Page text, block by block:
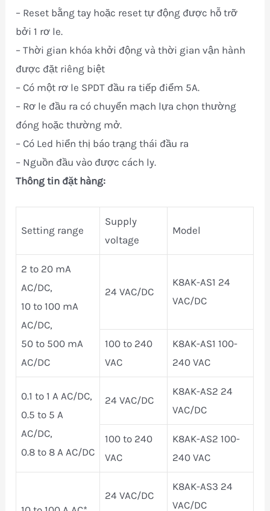
– Reset bằng tay hoặc reset tự động được hỗ trỡ
bởi 1 rơ le.
– Thời gian khóa khởi động và thời gian vận hành
được đặt riêng biệt
– Có một rơ le SPDT đầu ra tiếp điểm 5A.
– Rơ le đầu ra có chuyển mạch lựa chọn thường
đóng hoặc thường mở.
– Có Led hiển thị báo trạng thái đầu ra
– Nguồn đầu vào được cách ly.
Thông tin đặt hàng:
Setting range
Supply
voltage
Model
2 to 20 mA
AC/DC,
10 to 100 mA
AC/DC,
50 to 500 mA
AC/DC
24 VAC/DC
K8AK-AS1 24
VAC/DC
100 to 240
VAC
K8AK-AS1 100-
240 VAC
0.1 to 1 A AC/DC,
0.5 to 5 A
AC/DC,
0.8 to 8 A AC/DC
24 VAC/DC
K8AK-AS2 24
VAC/DC
100 to 240
VAC
K8AK-AS2 100-
240 VAC
24 VAC/DC
K8AK-AS3 24
VAC/DC